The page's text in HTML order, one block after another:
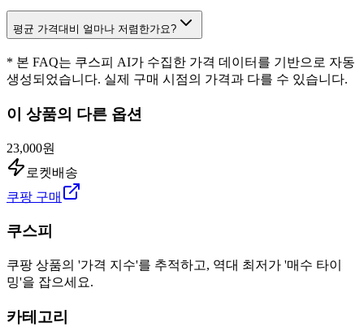
평균 가격대비 얼마나 저렴한가요?
* 본 FAQ는 쿠스피 AI가 수집한 가격 데이터를 기반으로 자동
생성되었습니다. 실제 구매 시점의 가격과 다를 수 있습니다.
이 상품의 다른 옵션
23,000원
로켓배송
쿠팡 구매
쿠스피
쿠팡 상품의 '가격 지수'를 추적하고, 역대 최저가 '매수 타이
밍'을 잡으세요.
카테고리